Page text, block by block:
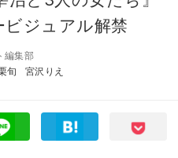
ジュアル解禁
編集部
旬
宮沢りえ